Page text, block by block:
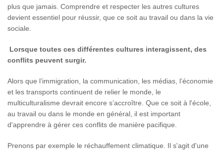
plus que jamais. Comprendre et respecter les autres cultures
devient essentiel pour réussir, que ce soit au travail ou dans la vie
sociale.
Lorsque toutes ces différentes cultures interagissent, des
conflits peuvent surgir.
Alors que l’immigration, la communication, les médias, l’économie
et les transports continuent de relier le monde, le
multiculturalisme devrait encore s’accroître. Que ce soit à l'école,
au travail ou dans le monde en général, il est important
d'apprendre à gérer ces conflits de manière pacifique.
Prenons par exemple le réchauffement climatique. Il s'agit d'une